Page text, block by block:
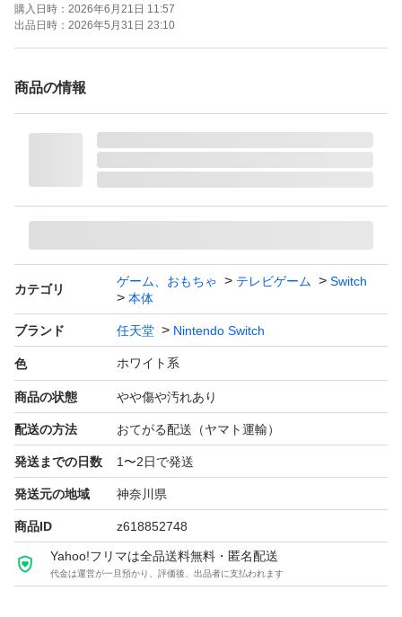
購入日時： 2026年6月21日 11:57
出品日時： 2026年5月31日 23:10
商品の情報
カテゴリ
ゲーム、おもちゃ テレビゲーム
Switch
本体
ブランド 任天堂 Nintendo Switch
色 ホワイト系
商品の状態 やや傷や汚れあり
配送の方法 おてがる配送（ヤマト運輸）
発送までの日数 1〜2日で発送
発送元の地域 神奈川県
商品ID z618852748
Yahoo!フリマは全品送料無料・匿名配送
代金は運営が一旦預かり、評価後、出品者に支払われます